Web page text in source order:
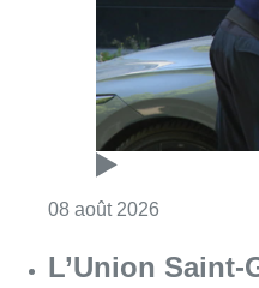
08 août 2026
L’Union